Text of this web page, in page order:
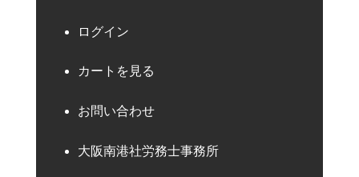
ログイン
カートを見る
お問い合わせ
大阪南港社労務士事務所